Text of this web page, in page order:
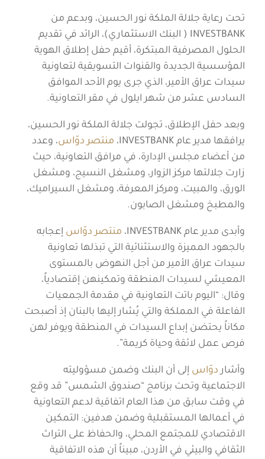
تحت رعاية جلالة الملكة نور الحسين، وبدعم من
INVESTBANK ( البنك الاستثماري)، الرائد في تقديم
الحلول المصرفية المبتكرة، أقيم حفل إطلاق الهوية
المؤسسية الجديدة والقنوات التسويقية لتعاونية
سيدات عراق الأمير، الذي جرى يوم الأحد الموافق
السادس عشر من شهر ايلول في مقر التعاونية.
وبعد حفل الإطلاق، تجولت جلالة الملكة نور الحسين،
يرافقها مدير عام INVESTBANK،
منتصر دوّاس، وعدد
من أعضاء مجلس الإدارة، في مرافق التعاونية، حيث
زارت جلالتها مركز الزوار، ومشغل النسيج، ومشغل
الورق، والمبيت، ومركز المعرفة، ومشغل السيراميك،
والمطبخ ومشغل الصابون.
وأبدى مدير عام INVESTBANK، منتصر دوّاس إعجابه
بالجهود المميزة والاستثنائية التي تبذلها تعاونية
سيدات عراق الأمير من أجل النهوض بالمستوى
المعيشي لسيدات المنطقة وتمكينهن إقتصادياً،
وقال: “اليوم باتت التعاونية في مقدمة الجمعيات
الفاعلة في المملكة والتي يُشار إليها بالبنان إذ أصبحت
مكاناً يحتضن إبداع السيدات في المنطقة ويوفر لهن
فرص عمل لائقة وحياة كريمة”.
وأشار دوّاس إلى أن البنك وضمن مسؤوليته
الاجتماعية وتحت برنامج “صندوق الشمس” قد وقع
في وقت سابق من هذا العام اتفاقية لدعم التعاونية
في أعمالها المستقبلية وضمن هدفين: التمكين
الاقتصادي للمجتمع المحلي، والحفاظ على التراث
الثقافي والبيئي في الأردن، مبيناً أن هذه الاتفاقية